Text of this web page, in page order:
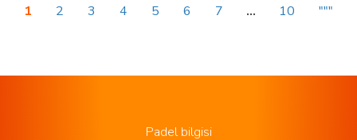
1 2 3 4 5 6 7 ... 10 """
Padel bilgisi